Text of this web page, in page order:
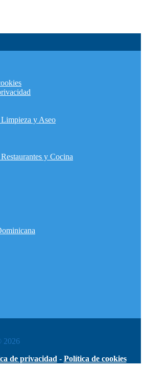
y Aseo
y Cocina
2026
de privacidad - Política de cookies